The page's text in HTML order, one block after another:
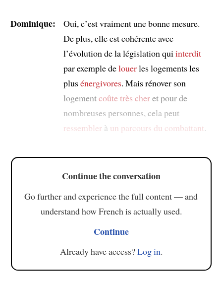
Dominique:
Oui, c’est vraiment une bonne mesure.
De plus, elle est cohérente avec
l’évolution de la législation qui interdit
par exemple delouerles logements les
plusénergivores. Mais rénover son
logementcoûte très cheret pour de
nombreuses personnes, cela peut
ressemblerà un parcours du combattant.
Continue the conversation
Go further and experience the full content — and
understand how French is actually used.
Continue
Already have access?Log in.